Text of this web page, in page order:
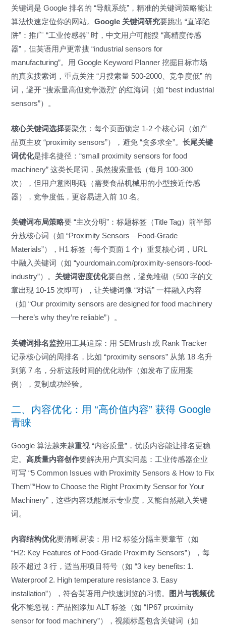
关键词是 Google 排名的 “导航系统”，精准的关键词策略能让
算法快速定位你的网站。Google 关键词研究要跳出 “直译陷
阱”：推广 “工业传感器” 时，中文用户可能搜 “高精度传感
器”，但英语用户更常搜 “industrial sensors for
manufacturing”。用 Google Keyword Planner 挖掘目标市场
的真实搜索词，重点关注 “月搜索量 500-2000、竞争度低” 的
词，避开 “搜索量高但竞争激烈” 的红海词（如 “best industrial
sensors”）。
核心关键词选择要聚焦：每个页面锁定 1-2 个核心词（如产
品页主攻 “proximity sensors”），避免 “贪多求全”。长尾关键
词优化是排名捷径：“small proximity sensors for food
machinery” 这类长尾词，虽然搜索量低（每月 100-300
次），但用户意图明确（需要食品机械用的小型接近传感
器），竞争度低，更容易进入前 10 名。
关键词布局策略要 “主次分明”：标题标签（Title Tag）前半部
分放核心词（如 “Proximity Sensors – Food-Grade
Materials”），H1 标签（每个页面 1 个）重复核心词，URL
中融入关键词（如 “yourdomain.com/proximity-sensors-food-
industry”）。 关键词密度优化要自然，避免堆砌（500 字的文
章出现 10-15 次即可），让关键词像 “对话” 一样融入内容
（如 “Our proximity sensors are designed for food machinery
—here’s why they’re reliable”）。
关键词排名监控用工具追踪：用 SEMrush 或 Rank Tracker
记录核心词的周排名，比如 “proximity sensors” 从第 18 名升
到第 7 名，分析这段时间的优化动作（如发布了应用案
例），复制成功经验。
二、内容优化：用 “高价值内容” 获得 Google
青睐
Google 算法越来越重视 “内容质量”，优质内容能让排名更稳
定。高质量内容创作要解决用户真实问题：工业传感器企业
可写 “5 Common Issues with Proximity Sensors & How to Fix
Them”“How to Choose the Right Proximity Sensor for Your
Machinery”，这些内容既能展示专业度，又能自然融入关键
词。
内容结构优化要清晰易读：用 H2 标签分隔主要章节（如
“H2: Key Features of Food-Grade Proximity Sensors”），每
段不超过 3 行，适当用项目符号（如 “3 key benefits: 1.
Waterproof 2. High temperature resistance 3. Easy
installation”），符合英语用户快速浏览的习惯。 图片与视频优
化不能忽视：产品图添加 ALT 标签（如 “IP67 proximity
sensor for food machinery”），视频标题包含关键词（如